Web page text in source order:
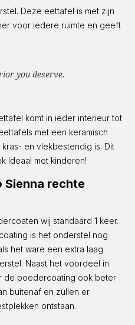
Deze eettafel is met zijn
voor iedere ruimte en geeft
you deserve.
komt in ieder interieur tot
met een keramisch
en vlekbestendig is. Dit
ideaal met kinderen!
Sienna rechte
wij standaard 1 keer.
is het onderstel nog
het ware een extra laag
Naast het voordeel in
de poedercoating ook beter
buitenaf en zullen er
ontstaan.